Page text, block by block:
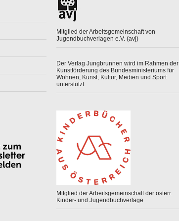
Mitglied der Arbeitsgemeinschaft von
Jugendbuchverlagen e.V. (avj)
Der Verlag Jungbrunnen wird im Rahmen der
Kunstförderung des Bundesministeriums für
Wohnen, Kunst, Kultur, Medien und Sport
unterstützt.
Mitglied der Arbeitsgemeinschaft der österr.
Kinder- und Jugendbuchverlage